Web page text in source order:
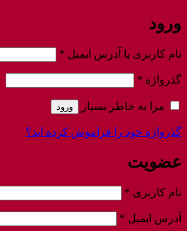
ورود
نام کاربری یا آدرس ایمیل *
گذرواژه *
مرا به خاطر بسپار ورود
گذرواژه خود را فراموش کرده اید؟
عضویت
نام کاربری *
آدرس ایمیل *